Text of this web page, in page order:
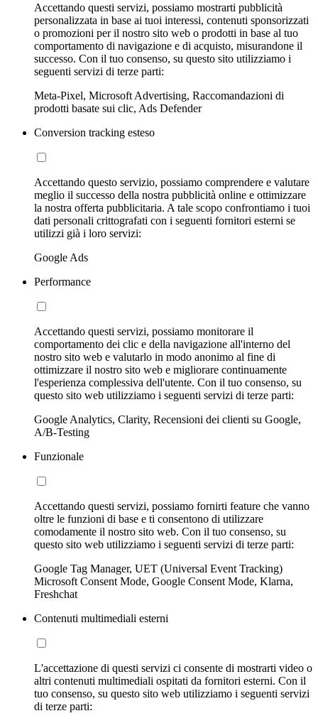
Accettando questi servizi, possiamo mostrarti pubblicità
personalizzata in base ai tuoi interessi, contenuti sponsorizzati
o promozioni per il nostro sito web o prodotti in base al tuo
comportamento di navigazione e di acquisto, misurandone il
successo. Con il tuo consenso, su questo sito utilizziamo i
seguenti servizi di terze parti:
Meta-Pixel, Microsoft Advertising, Raccomandazioni di
prodotti basate sui clic, Ads Defender
Conversion tracking esteso
Accettando questo servizio, possiamo comprendere e valutare
meglio il successo della nostra pubblicità online e ottimizzare
la nostra offerta pubblicitaria. A tale scopo confrontiamo i tuoi
dati personali crittografati con i seguenti fornitori esterni se
utilizzi già i loro servizi:
Google Ads
Performance
Accettando questi servizi, possiamo monitorare il
comportamento dei clic e della navigazione all'interno del
nostro sito web e valutarlo in modo anonimo al fine di
ottimizzare il nostro sito web e migliorare continuamente
l'esperienza complessiva dell'utente. Con il tuo consenso, su
questo sito web utilizziamo i seguenti servizi di terze parti:
Google Analytics, Clarity, Recensioni dei clienti su Google,
A/B-Testing
Funzionale
Accettando questi servizi, possiamo fornirti feature che vanno
oltre le funzioni di base e ti consentono di utilizzare
comodamente il nostro sito web. Con il tuo consenso, su
questo sito web utilizziamo i seguenti servizi di terze parti:
Google Tag Manager, UET (Universal Event Tracking)
Microsoft Consent Mode, Google Consent Mode, Klarna,
Freshchat
Contenuti multimediali esterni
L'accettazione di questi servizi ci consente di mostrarti video o
altri contenuti multimediali ospitati da fornitori esterni. Con il
tuo consenso, su questo sito web utilizziamo i seguenti servizi
di terze parti: